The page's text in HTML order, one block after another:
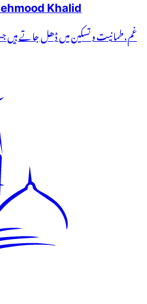
Khalid
غم،طمانیت و تسکین میں ڈھل جاتے